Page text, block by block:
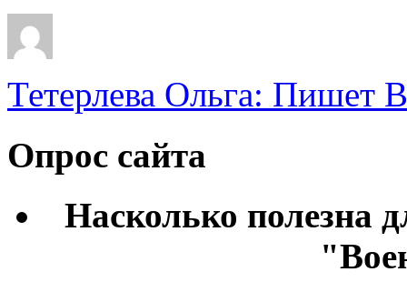
Тетерлева Ольга: Пишет
Опрос сайта
Насколько полезна